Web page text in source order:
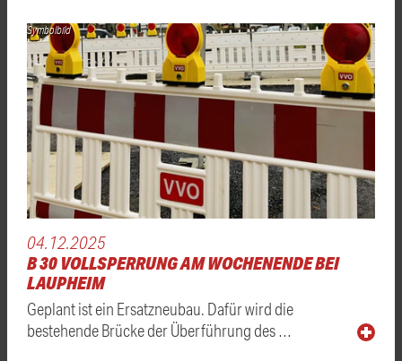
Symbolbild
04.12.2025
B 30 VOLLSPERRUNG AM WOCHENENDE BEI
LAUPHEIM
Geplant ist ein Ersatzneubau. Dafür wird die
bestehende Brücke der Überführung des …